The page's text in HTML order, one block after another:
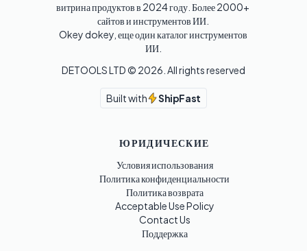
витрина продуктов в 2024 году. Более 2000+
сайтов и инструментов ИИ.
Okey dokey, еще один каталог инструментов
ИИ.
DETOOLS LTD © 2026 . All rights reserved
Built with ShipFast
ЮРИДИЧЕСКИЕ
Условия использования
Политика конфиденциальности
Политика возврата
Acceptable Use Policy
Contact Us
Поддержка